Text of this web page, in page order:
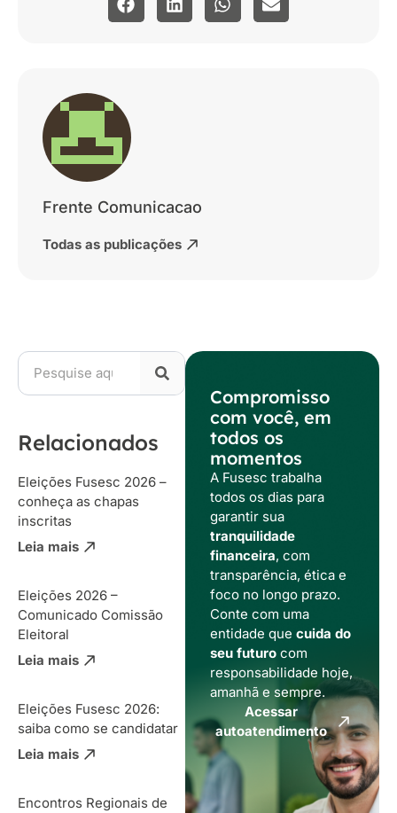
Frente Comunicacao
Todas as publicações
Relacionados
Eleições Fusesc 2026 –
conheça as chapas
inscritas
Leia mais
Eleições 2026 –
Comunicado Comissão
Eleitoral
Leia mais
Eleições Fusesc 2026:
saiba como se candidatar
Leia mais
Encontros Regionais de
Compromisso
com você, em
todos os
momentos
A Fusesc trabalha
todos os dias para
garantir sua
tranquilidade
financeira, com
transparência, ética e
foco no longo prazo.
Conte com uma
entidade que cuida do
seu futurocom
responsabilidade hoje,
amanhã e sempre.
Acessar
autoatendimento